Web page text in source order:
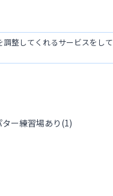
整してくれるサービスをして
ター練習場あり (1)